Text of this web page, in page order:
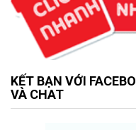
KẾT BẠN VỚI
VÀ CHAT